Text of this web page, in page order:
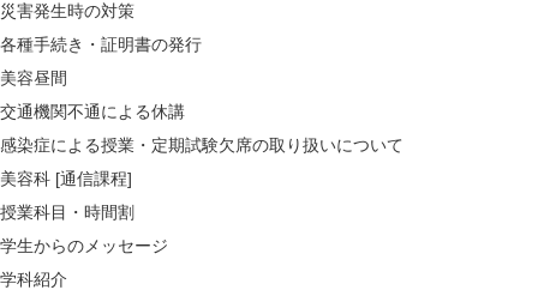
災害発生時の対策
各種手続き・証明書の発行
美容昼間
交通機関不通による休講
感染症による授業・定期試験欠席の取り扱いについて
美容科 [通信課程]
授業科目・時間割
学生からのメッセージ
学科紹介